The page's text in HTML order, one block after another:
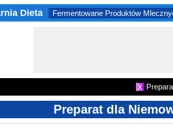
Dieta Fermentowane Produktów
X
Preparat dla